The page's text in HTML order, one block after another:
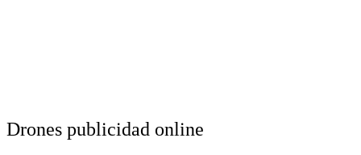
Drones publicidad online